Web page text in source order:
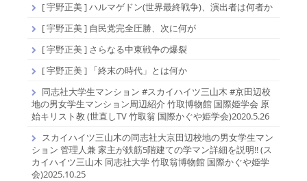
[ 宇野正美 ] ハルマゲドン(世界最終戦争)、演出者は何者か
[ 宇野正美 ] 自民党完全圧勝、次に何が
[ 宇野正美 ] さらなる中東戦争の爆裂
[ 宇野正美 ] 「終末の時代」とは何か
同志社大学生マンション #スカイハイツ三山木 #京田辺校
地の男女学生マンション周辺紹介 竹取博物館 国際姫学会 原
始キリスト教 (世直しTV 竹取翁 国際かぐや姫学会)2020.5.26
スカイハイツ三山木の同志社大京田辺校地の男女学生マン
ション 管理人兼 家主が鉄筋5階建ての学マン詳細を説明!! (ス
カイハイツ三山木 同志社大学 竹取翁博物館 国際かぐや姫学
会)2025.10.25